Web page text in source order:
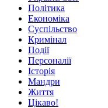
Політика
Економіка
Суспільство
Кримінал
Події
Персоналії
Історія
Мандри
Життя
Цікаво!